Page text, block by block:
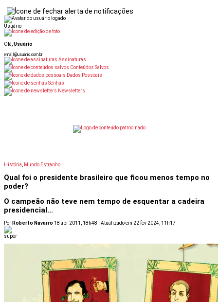
Usuário
Olá, Usuário
email@usuario.com.br
Assinaturas
Conteúdos Salvos
Dados Pessoais
Senhas
Newsletters
História Mundo Estranho
Qual foi o presidente brasileiro que ficou menos tempo no
poder?
O campeão não teve nem tempo de esquentar a cadeira
presidencial...
Por Roberto Navarro 18 abr 2011, 18h48 | Atualizado em 22 fev 2024, 11h17